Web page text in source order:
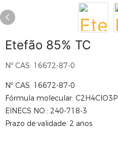
Etefão 85% TC
Nº CAS: 16672-87-0
Nº CAS: 16672-87-0
Fórmula molecular: C2H4ClO3P
EINECS NO.: 240-718-3
Prazo de validade: 2 anos